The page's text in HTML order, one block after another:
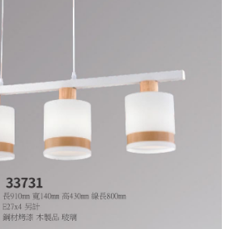
」時，將依據個別帳號之用戶狀況，依本公司即
；若仍有額度不足之情形，本公司將視審查結果
或使用他人資訊註冊。若發現惡意使用之情形，
權停止該用戶之使用額度並採取法律行動。